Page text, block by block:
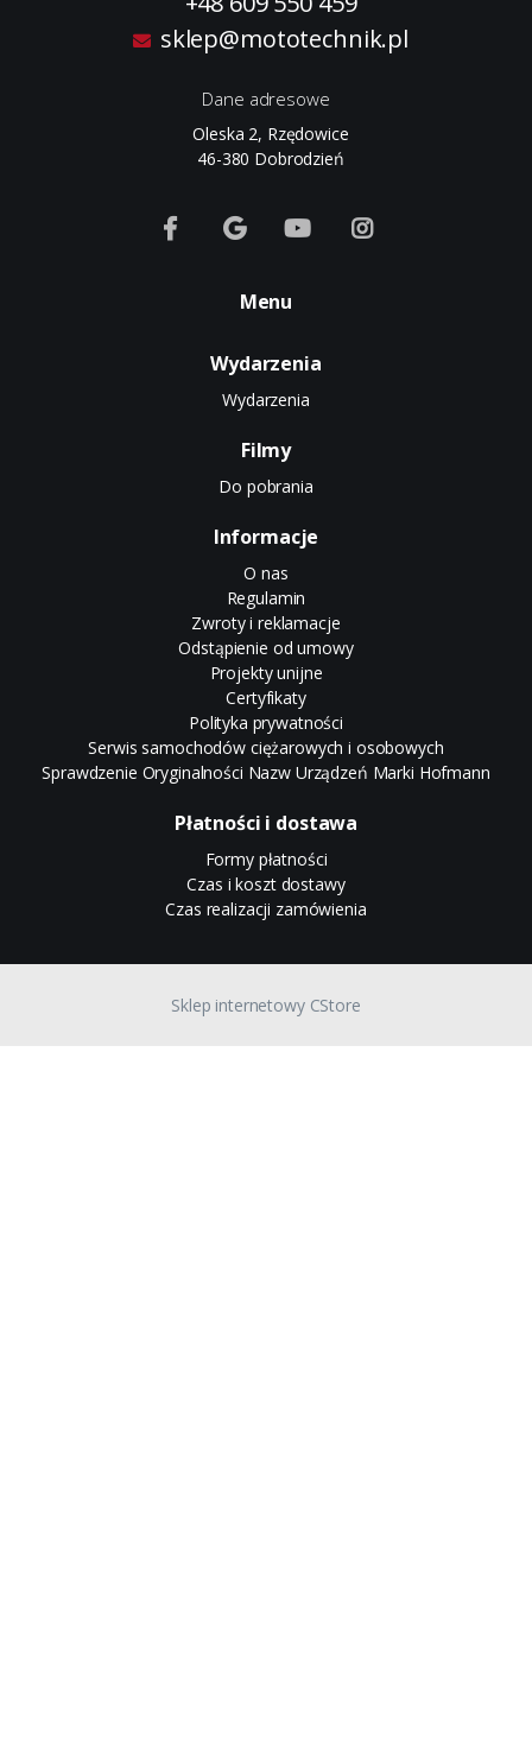
sklep@mototechnik.pl
Dane adresowe
Oleska 2, Rzędowice
46-380 Dobrodzień
Menu
Wydarzenia
Wydarzenia
Filmy
Do pobrania
Informacje
O nas
Regulamin
Zwroty i reklamacje
Odstąpienie od umowy
Projekty unijne
Certyfikaty
Polityka prywatności
Serwis samochodów ciężarowych i osobowych
Sprawdzenie Oryginalności Nazw Urządzeń Marki Hofmann
Płatności i dostawa
Formy płatności
Czas i koszt dostawy
Czas realizacji zamówienia
Sklep internetowy CStore